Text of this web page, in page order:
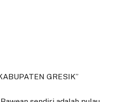
GRESIK”